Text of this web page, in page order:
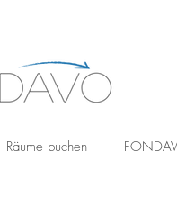
Räume buchen